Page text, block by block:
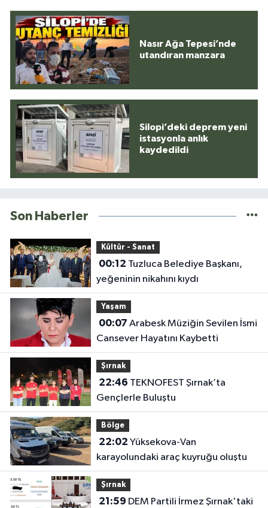
Nasır Ağa Tepesi’nde
utandıran manzara
Silopi’deki deprem yeni
istasyonla anlık
kaydedildi
Son Haberler
Kültür - Sanat
00:12
yeğeninin nikahını kıydı
Yaşam
00:07
Cansever Hayatını Kaybetti
Şırnak
22:46
Gençlerle Buluştu
Bölge
22:02
karayolundaki araç kuyruğu oluştu
Şırnak
21:59